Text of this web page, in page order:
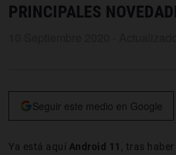
PRINCIPALES
Seguir este medio en Google
Ya está aquí Android 11
, tras